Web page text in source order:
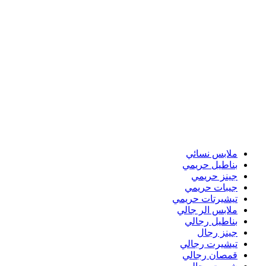
ملابس نسائي
بناطيل حريمي
جينز حريمي
جيبات حريمي
تيشيرتات حريمي
ملابس الر جالي
بناطيل رجالي
جينز رجال
تيشيرت رجالي
قمصان رجالي